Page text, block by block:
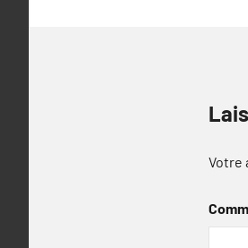
Votre